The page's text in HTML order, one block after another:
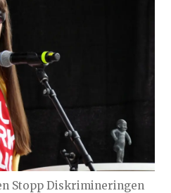
Stopp Diskrimineringen